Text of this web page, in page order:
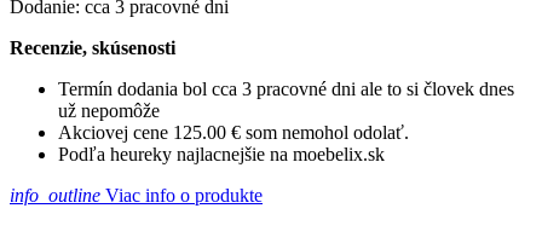
Dodanie: cca 3 pracovné dni
Recenzie, skúsenosti
Termín dodania bol cca 3 pracovné dni ale to si človek dnes
už nepomôže
Akciovej cene 125.00 € som nemohol odolať.
Podľa heureky najlacnejšie na moebelix.sk
info_outline Viac info o produkte